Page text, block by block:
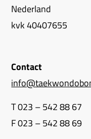
Nederland
kvk 40407655
Contact
T 023 – 542 88 67
F 023 – 542 88 69